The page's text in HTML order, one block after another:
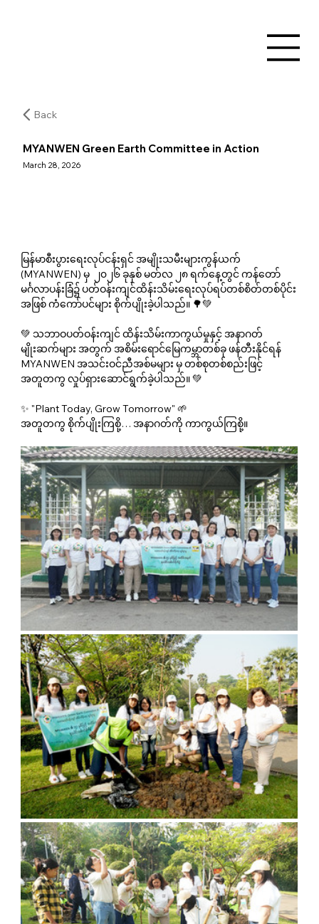
Back
MYANWEN Green Earth Committee in Action
March 28, 2026
မြန်မာစီးပွားရေးလုပ်ငန်းရှင် အမျိုးသမီးများကွန်ယက်
(MYANWEN) မှ  ၂၀၂၆ ခုနှစ် မတ်လ ၂၈ ရက်နေ့တွင် ကန်တော်
မင်္ဂလာပန်းခြံ၌ ပတ်ဝန်းကျင်ထိန်းသိမ်းရေးလုပ်ရပ်တစ်စိတ်တစ်ပိုင်း
အဖြစ် ကံကော်ပင်များ စိုက်ပျိုးခဲ့ပါသည်။ 🌳💚
💚 သဘာဝပတ်ဝန်းကျင် ထိန်းသိမ်းကာကွယ်မှုနှင့် အနာဂတ်
မျိုးဆက်များ အတွက် အစိမ်းရောင်မြေကမ္ဘာတစ်ခု ဖန်တီးနိုင်ရန်
MYANWEN အသင်းဝင်ညီအစ်မများ မှ တစ်စုတစ်စည်းဖြင့်
အတူတကွ လှုပ်ရှားဆောင်ရွက်ခဲ့ပါသည်။ 💚
✨ "Plant Today, Grow Tomorrow" 🌱
အတူတကွ စိုက်ပျိုးကြစို့… အနာဂတ်ကို ကာကွယ်ကြစို့။